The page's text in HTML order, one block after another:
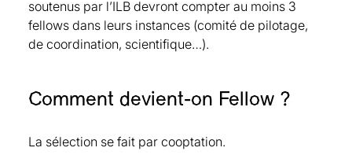
Santiago Carrillo Menendez, Université
Autonome de Madrid, Fellow depuis 2024
René Carmona, Université de Princeton, Fellow
Catherine Casamatta, Toulouse School of
Economics, Université Toulouse Capitole,
Arthur Charpentier, Université du Québec à
Sandrine Lemery, Fonds de réserve pour les
retraites,Crédit Coopératif, UFF, MAIF, Nemrod,
Tamsa Conseils, Revue Risques Fellow depuis
Raul Leote de Carvalho, BNP Paribas Asset
Management, Fellow depuis 2022
Fellow depuis 2021
soutenus par l’ILB devront compter au moins 3
fellows dans leurs instances (comité de pilotage,
de coordination, scientifique…).
Comment devient-on Fellow ?
La sélection se fait par cooptation.